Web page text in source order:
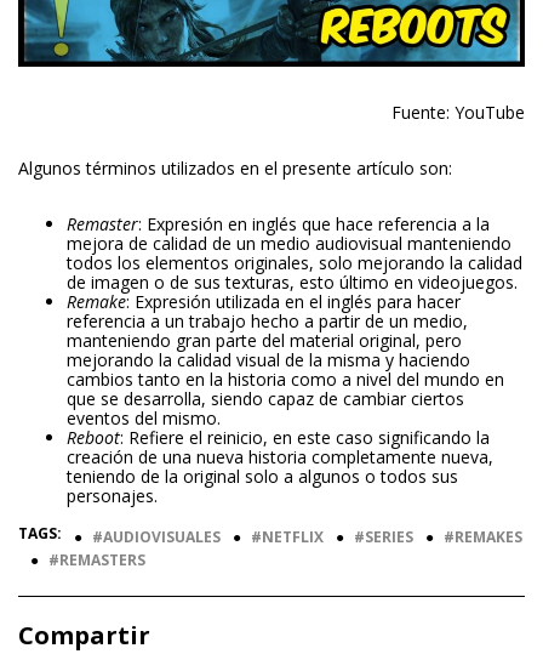
Fuente: YouTube
Algunos términos utilizados en el presente artículo son:
Remaster: Expresión en inglés que hace referencia a la
mejora de calidad de un medio audiovisual manteniendo
todos los elementos originales, solo mejorando la calidad
de imagen o de sus texturas, esto último en videojuegos.
Remake: Expresión utilizada en el inglés para hacer
referencia a un trabajo hecho a partir de un medio,
manteniendo gran parte del material original, pero
mejorando la calidad visual de la misma y haciendo
cambios tanto en la historia como a nivel del mundo en
que se desarrolla, siendo capaz de cambiar ciertos
eventos del mismo.
Reboot: Refiere el reinicio, en este caso significando la
creación de una nueva historia completamente nueva,
teniendo de la original solo a algunos o todos sus
personajes.
TAGS: ● AUDIOVISUALES ● NETFLIX ● SERIES ●
REMAKES
●
REMASTERS
Compartir